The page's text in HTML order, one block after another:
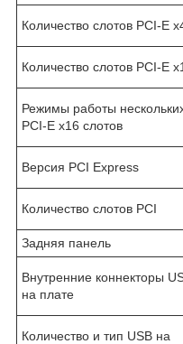
Количество слотов PCI-E
Количество слотов PCI-E x1
Режимы работы
PCI-E x16 слотов
Версия PCI Express
Количество слотов PCI
Задняя панель
Внутренние коннекторы
на плате
Количество и тип USB на